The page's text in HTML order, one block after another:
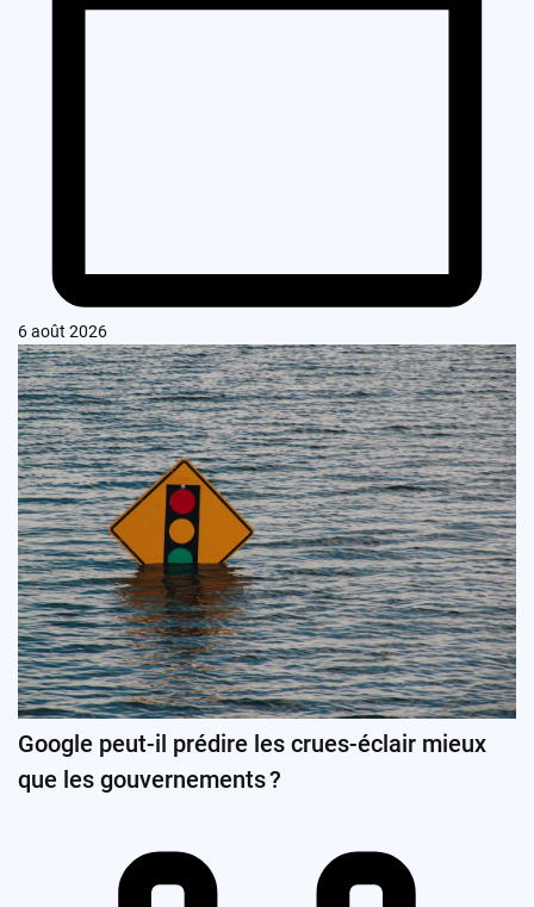
6 août 2026
Google peut-il prédire les crues-éclair mieux
que les gouvernements ?